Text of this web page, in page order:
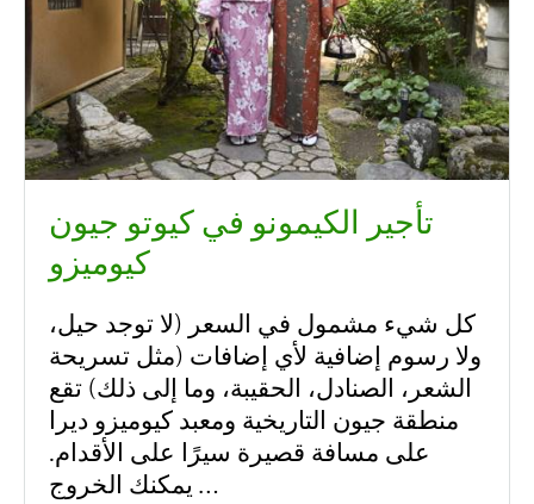
تأجير الكيمونو في كيوتو جيون
كيوميزو
كل شيء مشمول في السعر (لا توجد حيل،
ولا رسوم إضافية لأي إضافات (مثل تسريحة
الشعر، الصنادل، الحقيبة، وما إلى ذلك) تقع
منطقة جيون التاريخية ومعبد كيوميزو ديرا
على مسافة قصيرة سيرًا على الأقدام.
يمكنك الخروج …